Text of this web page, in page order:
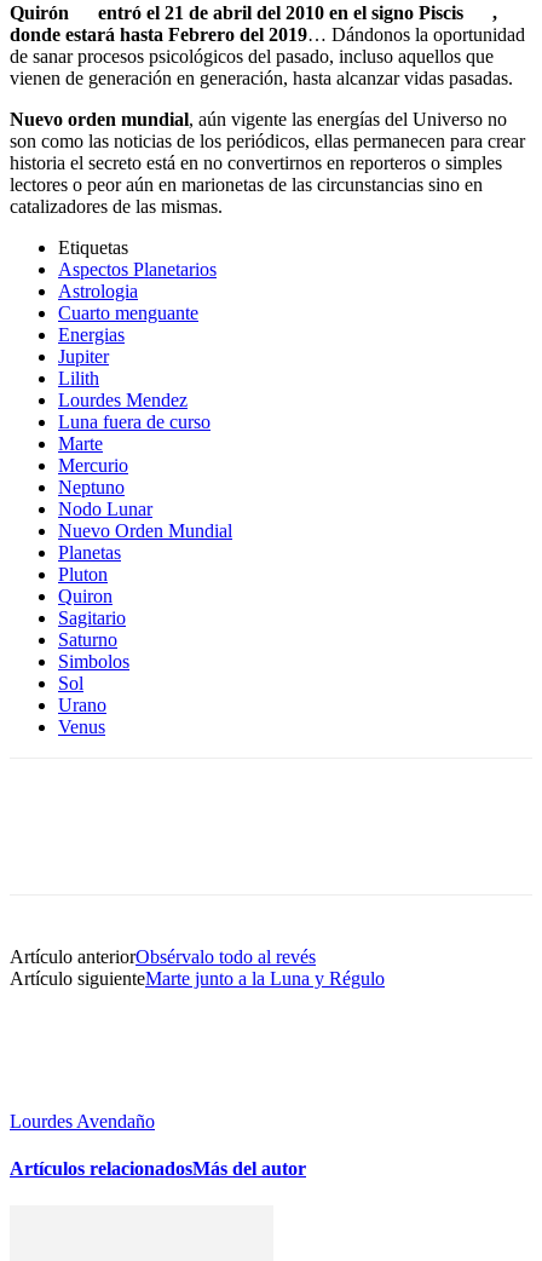
Quirón entró el 21 de abril del 2010 en el signo Piscis
,
donde estará hasta Febrero del 2019… Dándonos la oportunidad
de sanar procesos psicológicos del pasado, incluso aquellos que
vienen de generación en generación, hasta alcanzar vidas pasadas.
Nuevo orden mundial, aún vigente las energías del Universo no
son como las noticias de los periódicos, ellas permanecen para crear
historia el secreto está en no convertirnos en reporteros o simples
lectores o peor aún en marionetas de las circunstancias sino en
catalizadores de las mismas.
Etiquetas
Aspectos Planetarios
Astrologia
Cuarto menguante
Energias
Jupiter
Lilith
Lourdes Mendez
Luna fuera de curso
Marte
Mercurio
Neptuno
Nodo Lunar
Nuevo Orden Mundial
Planetas
Pluton
Quiron
Sagitario
Saturno
Simbolos
Sol
Urano
Venus
Artículo anteriorObsérvalo todo al revés
Artículo siguienteMarte junto a la Luna y Régulo
Lourdes Avendaño
Artículos relacionadosMás del autor